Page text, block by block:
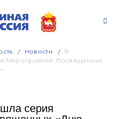
Новости
В
Мероприятий, Посвященных
серия